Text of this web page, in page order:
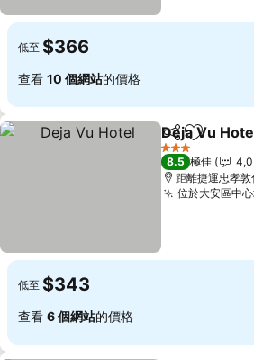
低至 $366
查看 10 個網站的價格
分享 放到收藏
Deja Vu
3 星級
8.5 極佳
距離捷運忠孝
位於大安區中
低至 $343
查看 6 個網站的價格